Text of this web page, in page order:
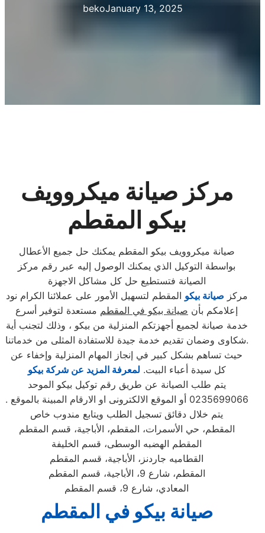
bekoJanuary 13, 2025
مركز صيانة ميكروويف
بيكو المقطم
صيانة ميكروويف بيكو المقطم يمكنك حل جميع الأعطال
بواسطة التوكيل الذي يمكنك الوصول إليه عبر رقم مركز
الصيانة فتستطيع حل كل مشاكل الاجهزة
مركز صيانة بيكو المقطم لتسهيل الأمور على عملائنا الكرام نود
إعلامكم بأن صيانة بيكو في المقطم مستعدة لتوفير أسرع
خدمة صيانة لجميع أجهزتكم المنزلية من بيكو ، وذلك لتجنب أية
شكاوى وضمان تقديم خدمة جيدة للاستفادة المثلى من خدماتنا.
حيث تساهم بشكل كبير في إنجاز المهام المنزلية وإخفاء عن
كل سيدة أعباء البيت. لمعرفة المزيد عن شركة بيكو
يتم طلب الصيانة عن طريق رقم توكيل بيكو الموحد
0235699066 أو الموقع الالكترونى او الارقام المبينة بالموقع .
يتم خلال دقائق تسجيل الطلب ويتابع مندوب خاص
المقطم، حي الأسمرات، المقطم، الأباجية، قسم المقطم
المقطم الهضبه الوسطى، قسم الخليفة
القطاميه جاردنز، الأباجية، قسم المقطم
المقطم، شارع 9، الأباجية، قسم المقطم
المعادي، شارع 9، قسم المقطم
صيانة بيكو في المقطم